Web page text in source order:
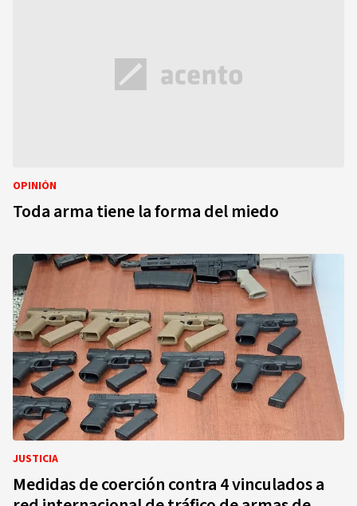
OPINIÓN
Toda arma tiene la forma del miedo
JUSTICIA
Medidas de coerción contra 4 vinculados a